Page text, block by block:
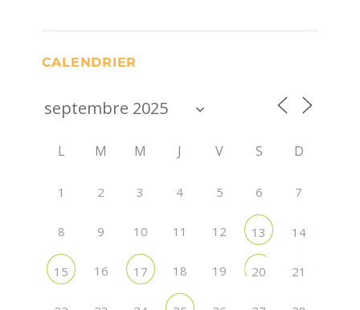
CALENDRIER
L M M J V S D
1 2 3 4 5 6 7
8 9 10 11 12 13 14
15 16 17 18 19 20 21